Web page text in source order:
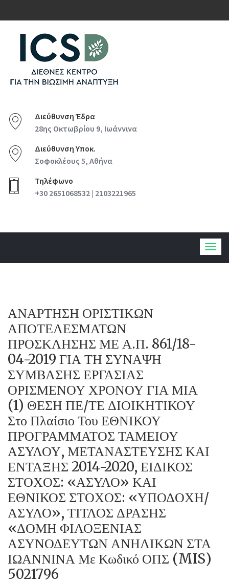
Διεύθυνση Έδρα
28ης Οκτωβρίου 9, Ιωάννινα
Διεύθυνση Υποκ.
Σοφοκλέους 5, Αθήνα
Τηλέφωνο
+30 2651068532 | 2103221965
ΑΝΑΡΤΗΣΗ ΟΡΙΣΤΙΚΩΝ
ΑΠΟΤΕΛΕΣΜΑΤΩΝ
ΠΡΟΣΚΛΗΣΗΣ ΜΕ Α.Π. 861/18-
04-2019 ΓΙΑ ΤΗ ΣΥΝΑΨΗ
ΣΥΜΒΑΣΗΣ ΕΡΓΑΣΙΑΣ
ΟΡΙΣΜΕΝΟΥ ΧΡΟΝΟΥ ΓΙΑ ΜΙΑ
(1) ΘΕΣΗ ΠΕ/ΤΕ ΔΙΟΙΚΗΤΙΚΟΥ
Στο Πλαίσιο Του ΕΘΝΙΚΟΥ
ΠΡΟΓΡΑΜΜΑΤΟΣ ΤΑΜΕΙΟΥ
ΑΣΥΛΟΥ, ΜΕΤΑΝΑΣΤΕΥΣΗΣ ΚΑΙ
ΕΝΤΑΞΗΣ 2014-2020, ΕΙΔΙΚΟΣ
ΣΤΟΧΟΣ: «ΑΣΥΛΟ» ΚΑΙ
ΕΘΝΙΚΟΣ ΣΤΟΧΟΣ: «ΥΠΟΔΟΧΗ/
ΑΣΥΛΟ», ΤΙΤΛΟΣ ΔΡΑΣΗΣ
«ΔΟΜΗ ΦΙΛΟΞΕΝΙΑΣ
ΑΣΥΝΟΔΕΥΤΩΝ ΑΝΗΛΙΚΩΝ ΣΤΑ
ΙΩΑΝΝΙΝΑ Με Κωδικό ΟΠΣ (MIS)
5021796